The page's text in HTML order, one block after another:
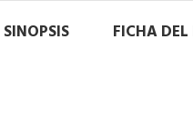
SINOPSIS FICHA DEL